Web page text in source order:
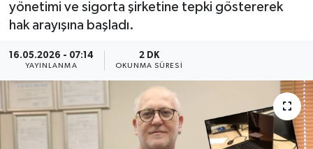
yönetimi ve sigorta şirketine tepki göstererek
hak arayışına başladı.
16.05.2026 - 07:14
YAYINLANMA
2 DK
OKUNMA SÜRESI
Asayiş
Eğitim
Sağlık
Haber Arşivi